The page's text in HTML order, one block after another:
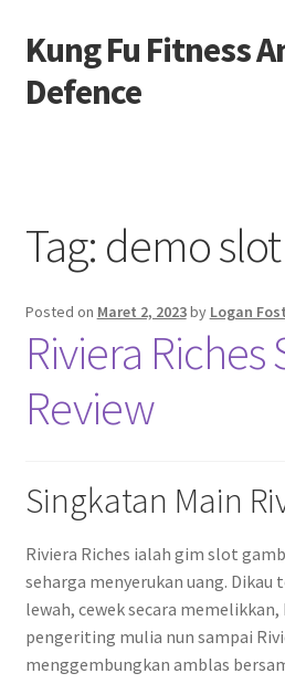
Skip
to
navigation
Skip
to
content
Kung Fu Fitness
Defence
Contact us
Privacy Policy
Tag: demo
Posted on Maret 2, 2023by Logan
Riviera
Review
Singkatan Main
Riviera Riches ialah gim slot
seharga menyerukan uang. Dikau
lewah, cewek secara
pengeriting mulia nun sampai
menggembungkan amblas